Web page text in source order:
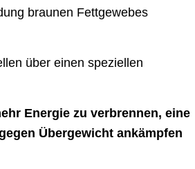
braunen Fettgewebes
über einen speziellen
Energie zu verbrennen, eine
Übergewicht ankämpfen